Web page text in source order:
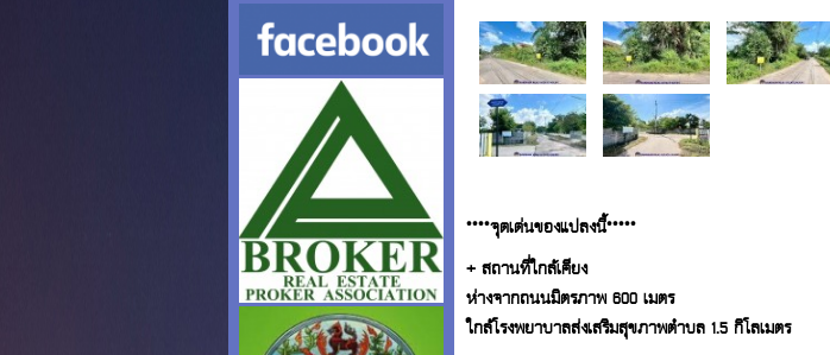
****จุดเด่นของแปลงนี้*****
+ สถานที่ใกล้เคียง
ห่างจากถนนมิตรภาพ 600 เมตร
ใกล้โรงพยาบาลส่งเสริมสุขภาพตำบล 1.5 กิโลเมตร